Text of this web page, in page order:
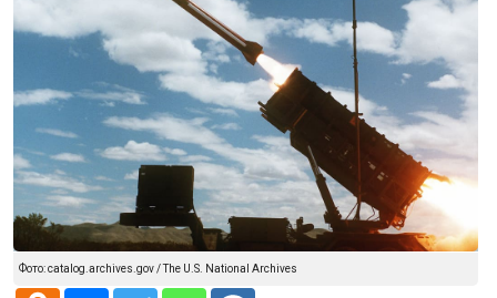
Фото: catalog.archives.gov / The U.S. National Archives